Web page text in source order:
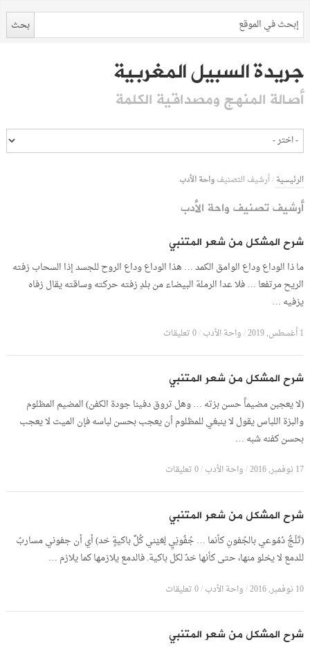
جريدة السبيل المغربية
أصالة المنهج ومصداقية الكلمة
الرئيسية/أرشيف التصنيفواحة الأدب
أرشيف تصنيف واحة الأدب
شرح المشكل من شعر المتنبي
ما ذا الوداع وداع الوامق الكمد … هذا الوداع وداع الروح للجسد إذا السحاب زفته
الريح مرتفعا … فلا عدا الرملة البيضاء من بلدِ زفته حركته وساقته يقال زفاه
يزفيه …
1 أغسطس, 2019 /واحة الأدب/0 تعليقات
شرح المشكل من شعر المتنبي
(لا يعجبن مضيماً حسن بزته … وهل تروق دفينا جودة الكفن) المضيم المظلوم
والبزة اللباس يقول لا ينبغي للمظلوم أن يعجب بحسن لباسه فإن الميت لا يعجب
بحسن كفنه شبه …
17 نوفمبر, 2016 /واحة الأدب/0 تعليقات
شرح المشكل من شعر المتنبي
(تَلَجُّ دُمُوعي بالجُفونِ كأنما … جُفُونِيِ لِعَيْني كُلِّ باكيةٍ خد) أي أن جفوني مساربُ
للدمع لا يخلو منها، حتى كأنها خدٌ لكل باكية. فالدمع يلازمها كما يلازم …
10 نوفمبر, 2016 /واحة الأدب/0 تعليقات
شرح المشكل من شعر المتنبي